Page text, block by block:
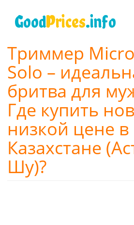
основному
GoodPrices.info
Триммер
Solo –
бритва для
Где купить
низкой цене в
Казахстане
Шу)?